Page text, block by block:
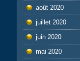
août 2020
juillet 2020
juin 2020
mai 2020